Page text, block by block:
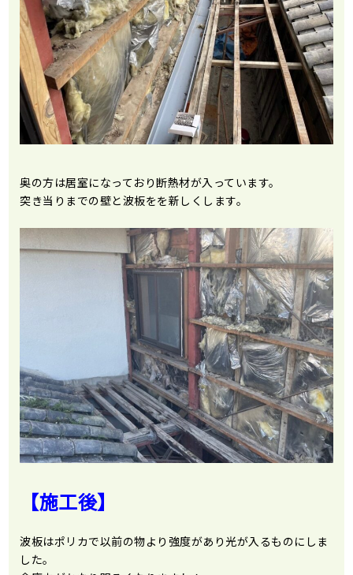
奥の方は居室になっており断熱材が入っています。
突き当りまでの壁と波板をを新しくします。
【施工後】
波板はポリカで以前の物より強度があり光が入るものにしま
した。